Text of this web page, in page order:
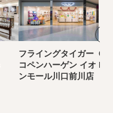
フライングタイガー
コペンハーゲン イオ
ンモール川口前川店